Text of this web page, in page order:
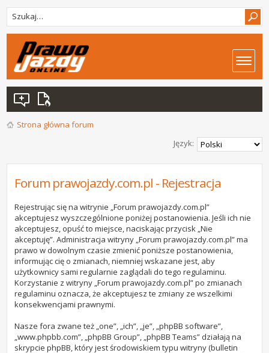
Strona główna forum
Język:
Forum prawojazdy.com.pl - Rejestracja
Rejestrując się na witrynie „Forum prawojazdy.com.pl”
akceptujesz wyszczególnione poniżej postanowienia. Jeśli ich nie
akceptujesz, opuść to miejsce, naciskając przycisk „Nie
akceptuję”. Administracja witryny „Forum prawojazdy.com.pl” ma
prawo w dowolnym czasie zmienić poniższe postanowienia,
informując cię o zmianach, niemniej wskazane jest, aby
użytkownicy sami regularnie zaglądali do tego regulaminu.
Korzystanie z witryny „Forum prawojazdy.com.pl” po zmianach
regulaminu oznacza, że akceptujesz te zmiany ze wszelkimi
konsekwencjami prawnymi.
Nasze fora zwane też „one”, „ich”, „je”, „phpBB software”,
„www.phpbb.com”, „phpBB Group”, „phpBB Teams” działają na
skrypcie phpBB, który jest środowiskiem typu witryny (bulletin